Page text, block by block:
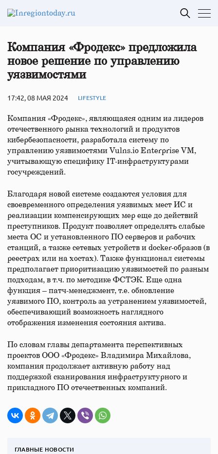
Компания «Фродекс» предложила
новое решение по управлению
уязвимостями
17:42, 08 МАЯ 2024 LIFESTYLE
Компания «Фродекс», являющаяся одним из лидеров
отечественного рынка технологий и продуктов
кибербезопасности, разработала систему по
управлению уязвимостями Vulns.io Enterprise VM,
учитывающую специфику IT-инфраструктурами
госучреждений.
Благодаря новой системе создаются условия для
своевременного определения уязвимых мест ИС и
реализации компенсирующих мер еще до действий
преступников. Продукт позволяет определять слабые
места ОС и установленного ПО серверов и рабочих
станций, а также сетевых устройств и docker-образов (в
реестрах или на хостах). Также функционал системы
предполагает приоритизацию уязвимостей по разным
подходам, в т.ч. по методике ФСТЭК. Еще одна
функция – патч-менеджмент, т.е. обновление
уязвимого ПО, контроль за устранением уязвимостей,
обеспечивающий возможность наглядного
отображения изменения состояния актива.
По словам главы департамента перспективных
проектов ООО «Фродекс» Владимира Михайлова,
компания продолжает активную работу над
поддержкой сканирования инфраструктурного и
прикладного ПО отечественных компаний.
ГЛАВНЫЕ НОВОСТИ